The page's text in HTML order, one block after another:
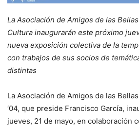
La Asociación de Amigos de las
Cultura inaugurarán este próximo
nueva exposición colectiva de la
con trabajos de sus socios de
distintas
La Asociación de Amigos de las
‘04, que preside Francisco García,
jueves, 21 de mayo, en colaboración